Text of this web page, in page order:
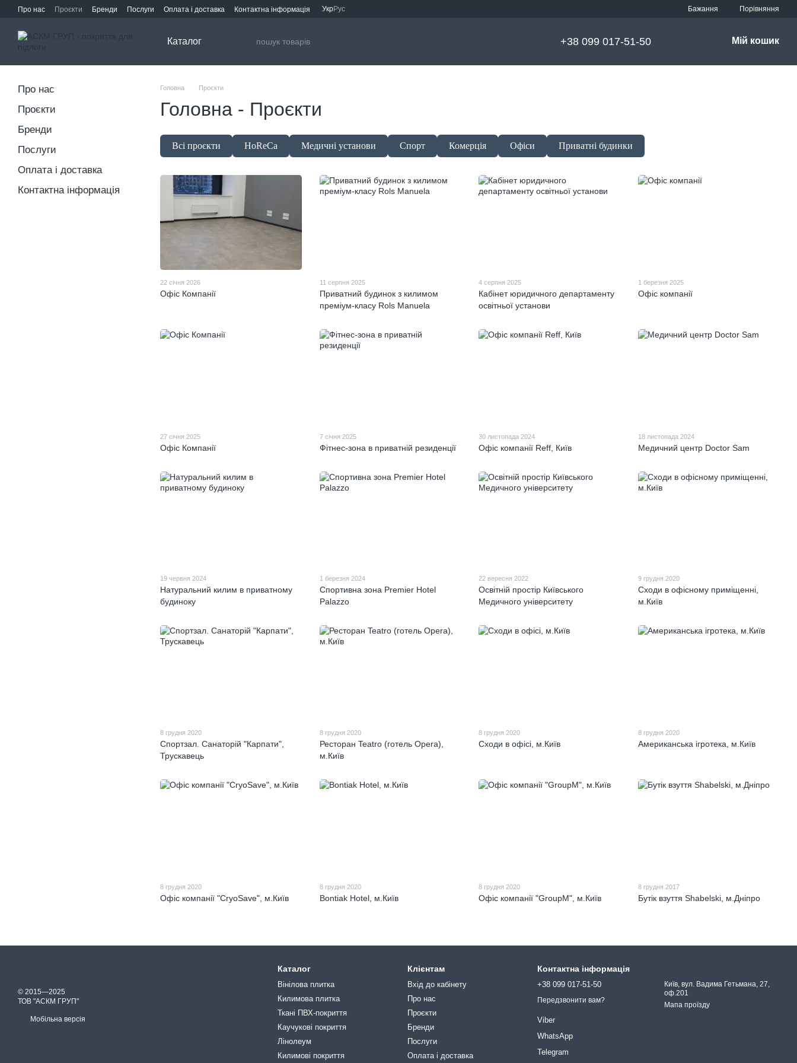
Перейти до основного контенту
Про нас Проєкти Бренди Послуги Оплата і доставка Контактна інформація УкрРус Бажання Порівняння
Каталог +38 099 017-51-50 Мій кошик
Головна Проєкти
Головна - Проєкти
Всі проєкти HoReCa Медичні установи Спорт Комерція Офіси Приватні будинки
22 січня 2026
Офіс Компанії
11 серпня 2025
Приватний будинок з килимом
преміум-класу Rols Manuela
4 серпня 2025
Кабінет юридичного департаменту
освітньої установи
1 березня 2025
Офіс компанії
27 січня 2025
Офіс Компанії
7 січня 2025
Фітнес-зона в приватній резиденції
30 листопада 2024
Офіс компанії Reff, Київ
18 листопада 2024
Медичний центр Doctor Sam
19 червня 2024
Натуральний килим в приватному
будиноку
1 березня 2024
Cпортивна зона Premier Hotel
Palazzo
22 вересня 2022
Освітній простір Київського
Медичного університету
9 грудня 2020
Сходи в офісному приміщенні,
м.Київ
8 грудня 2020
Спортзал. Санаторій "Карпати",
Трускавець
8 грудня 2020
Ресторан Teatro (готель Opera),
м.Київ
8 грудня 2020
Сходи в офісі, м.Київ
8 грудня 2020
Американська ігротека, м.Київ
8 грудня 2020
Офіс компанії "CryoSave", м.Київ
8 грудня 2020
Bontiak Hotel, м.Київ
8 грудня 2020
Офіс компанії "GroupM", м.Київ
8 грудня 2017
Бутік взуття Shabelski, м.Дніпро
Про нас
Проєкти
Бренди
Послуги
Оплата і доставка
Контактна інформація
© 2015—2025
ТОВ "АСКМ ГРУП"
Мобільна версія
Каталог
Вінілова плитка
Килимова плитка
Ткані ПВХ-покриття
Каучукові покриття
Лінолеум
Килимові покриття
Клієнтам
Вхід до кабінету
Про нас
Проєкти
Бренди
Послуги
Оплата і доставка
Контактна інформація
+38 099 017-51-50
Передзвонити вам?
Viber
WhatsApp
Telegram
Київ, вул. Вадима Гетьмана, 27,
оф.201
Мапа проїзду